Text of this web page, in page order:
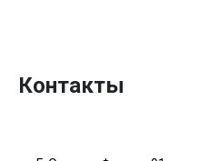
Контакты